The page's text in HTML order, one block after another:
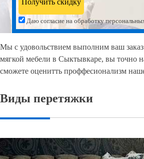
Даю согласие на обработку
Мы с удовольствием выполним ваш
мягкой мебели в Сыктывкаре, вы точно
сможете оценитть проффесионализм
Виды перетяжки